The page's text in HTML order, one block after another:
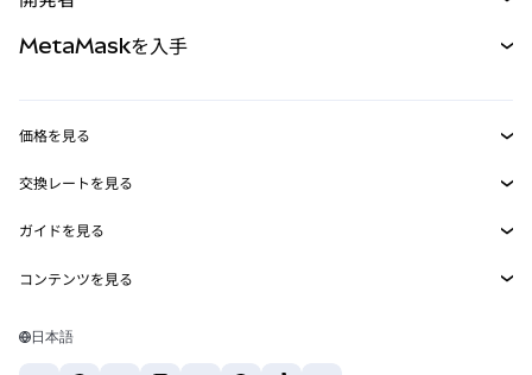
パーペチュアル
RWA
MetaMask Connect
Snaps
Web3サービス
MetaMaskを入手
セキュリティ
サポート
キャリア
お問い合わせ
価格を見る
イーサリアムの価格
Solanaの価格
Tetherの価格
交換レートを見る
ETH→USD
USDT→INR
BTC→INR
ガイドを見る
ETHの購入
コンテンツを見る
Solanaウォレット
日本語